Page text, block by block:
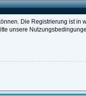
Die Registrierung ist
unsere